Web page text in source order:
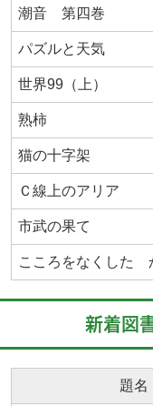
潮音 第四巻
パズルと天気
世界99（上）
熟柿
猫の十字架
Ｃ線上のアリア
市武の果て
こころをなくした
新着図
題名